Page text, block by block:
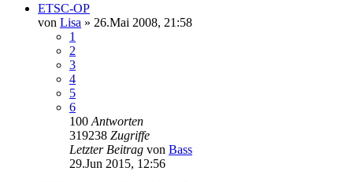
ETSC-OP
von Lisa » 26.Mai 2008, 21:58
1
2
3
4
5
6
100 Antworten
319238 Zugriffe
Letzter Beitrag von Bass
29.Jun 2015, 12:56